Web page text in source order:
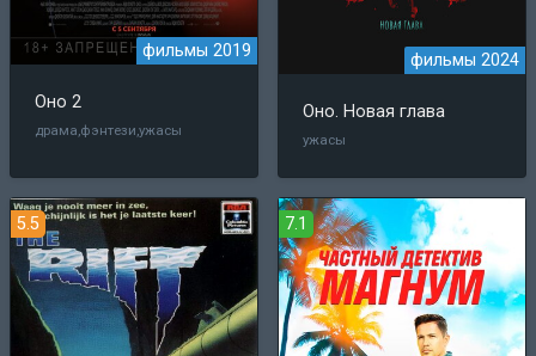
фильмы 2019
Оно 2
драма,фэнтези,ужасы
фильмы 2024
Оно. Новая глава
ужасы
5.5 7.1